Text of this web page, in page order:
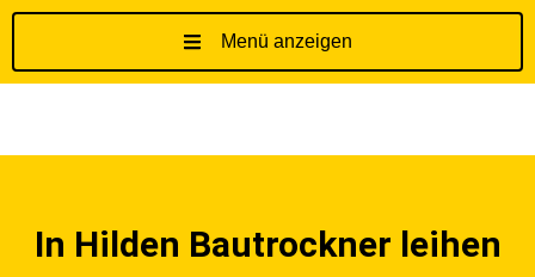
Menü anzeigen
In Hilden Bautrockner leihen